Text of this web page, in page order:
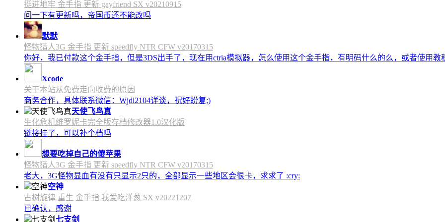
挺进地牢 金手指 更新 gayfriend SX v20210915
问一下有更新吗，帝国币还不能改吗
默默
怪物猎人3G 金手指 更新 speedfly NTR CFW v20170315
你好，我已付款这个金手指，但是3DS出手了，现在用ctria模拟器，怎么使用这个金手指，有明码什么的么，或者使用教
Xcode
关于本站从免费走向收费的原因
商务合作，具体联系微信：Wjdl2104详谈，祝好盼复;)
天使飞鸟真
生化危机维罗妮卡完全版存档修改器1.0汉化版
链接挂了，可以补个档吗
想要吃掉自己的傻苹果
怪物猎人3G 金手指 更新 speedfly NTR CFW v20170315
老大，3G怪物显血有没有只显示2只的，全部显示一些地区会很卡，求求了 :cry:
空神
古树旋律 重生 金手指 我爱吃洋葱 SX v20221207
已确认，感谢
七支剑